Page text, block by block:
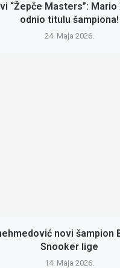
“Žepče Masters”:
odnio titulu šampiona!
24. Maja 2026.
novi šampion
Snooker lige
14. Maja 2026.